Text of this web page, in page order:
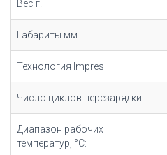
Вес г.
Габариты мм.
Технология Impres
Число циклов перезарядки
Диапазон рабочих
температур, °С: